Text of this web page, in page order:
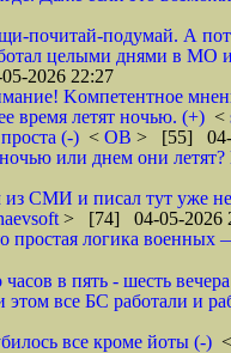
почитай-подумай. А
целыми днями в МО
2026 22:27
Kомпетентное
время летят ночью. (+) <
(-) < ОВ > [55] 04-
или днем они летят?
СМИ и писал тут уже
> [74] 04-05-2026
простая логика
в пять - шесть
этом все БС работали и
все кроме йоты (-)